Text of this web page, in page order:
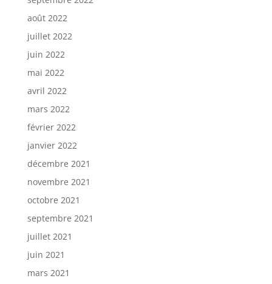
août 2022
juillet 2022
juin 2022
mai 2022
avril 2022
mars 2022
février 2022
janvier 2022
décembre 2021
novembre 2021
octobre 2021
septembre 2021
juillet 2021
juin 2021
mars 2021